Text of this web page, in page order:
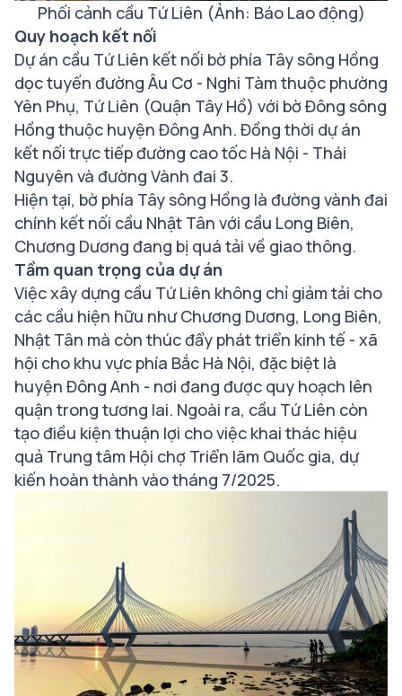
Phối cảnh cầu Tứ Liên (Ảnh: Báo Lao động)
Quy hoạch kết nối
Dự án cầu Tứ Liên kết nối bờ phía Tây sông Hồng
dọc tuyến đường Âu Cơ - Nghi Tàm thuộc phường
Yên Phụ, Tứ Liên (Quận Tây Hồ) với bờ Đông sông
Hồng thuộc huyện Đông Anh. Đồng thời dự án
kết nối trực tiếp đường cao tốc Hà Nội - Thái
Nguyên và đường Vành đai 3.
Hiện tại, bờ phía Tây sông Hồng là đường vành đai
chính kết nối cầu Nhật Tân với cầu Long Biên,
Chương Dương đang bị quá tải về giao thông.
Tầm quan trọng của dự án
Việc xây dựng cầu Tứ Liên không chỉ giảm tải cho
các cầu hiện hữu như Chương Dương, Long Biên,
Nhật Tân mà còn thúc đẩy phát triển kinh tế - xã
hội cho khu vực phía Bắc Hà Nội, đặc biệt là
huyện Đông Anh - nơi đang được quy hoạch lên
quận trong tương lai. Ngoài ra, cầu Tứ Liên còn
tạo điều kiện thuận lợi cho việc khai thác hiệu
quả Trung tâm Hội chợ Triển lãm Quốc gia, dự
kiến hoàn thành vào tháng 7/2025.